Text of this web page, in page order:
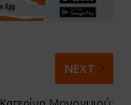
NEXT